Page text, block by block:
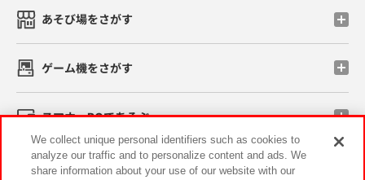
あそび場をさがす
ゲーム機をさがす
スマホ・PCであそぶ
イベント・キャンペーン
We collect unique personal identifiers such as cookies to
analyze our traffic and to personalize content and ads. We
share information about your use of our website with our